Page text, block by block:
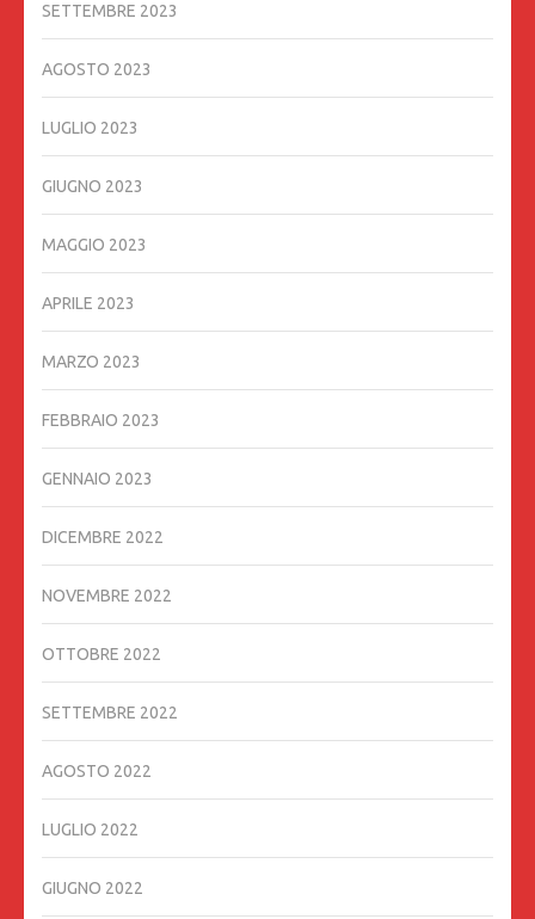
SETTEMBRE 2023
AGOSTO 2023
LUGLIO 2023
GIUGNO 2023
MAGGIO 2023
APRILE 2023
MARZO 2023
FEBBRAIO 2023
GENNAIO 2023
DICEMBRE 2022
NOVEMBRE 2022
OTTOBRE 2022
SETTEMBRE 2022
AGOSTO 2022
LUGLIO 2022
GIUGNO 2022